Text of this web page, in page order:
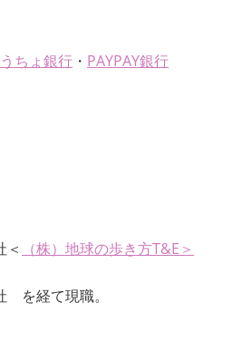
ちょ銀行 ・ PAYPAY銀行
＜ （株）地球の歩き方T&E＞
を経て現職。